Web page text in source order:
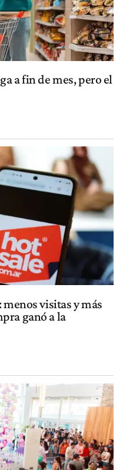
a fin de mes, pero el
visitas y más
ganó a la